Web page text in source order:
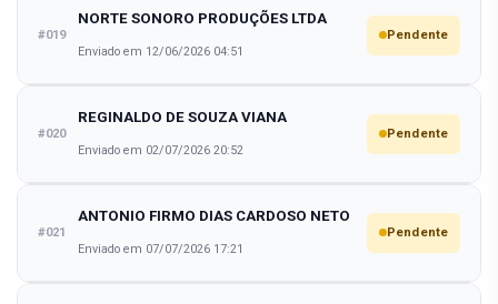
#019
NORTE SONORO PRODUÇÕES LTDA
Enviado em 12/06/2026 04:51
Pendente
#020
REGINALDO DE SOUZA VIANA
Enviado em 02/07/2026 20:52
Pendente
#021
ANTONIO FIRMO DIAS CARDOSO NETO
Enviado em 07/07/2026 17:21
Pendente